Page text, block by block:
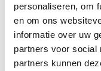
personaliseren, om
en om ons
informatie over uw
partners voor social
partners kunnen
Apply filters
Producten